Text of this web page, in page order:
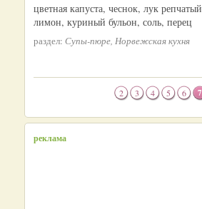
цветная капуста, чеснок, лук
лимон, куриный бульон, соль, перец
раздел: Супы-пюре, Норвежская кухня
2 3 4 5 6 7
реклама